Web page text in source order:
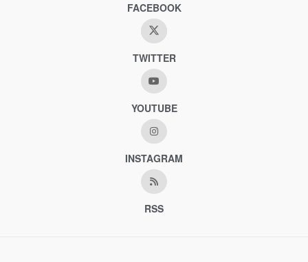
FACEBOOK
TWITTER
YOUTUBE
INSTAGRAM
RSS